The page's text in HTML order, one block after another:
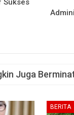
Sukses
Juga
BERITA